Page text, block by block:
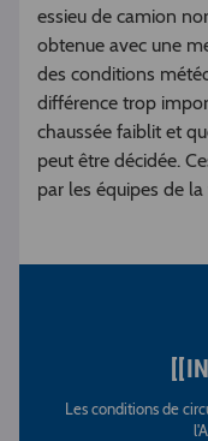
essieu de camion
obtenue avec une
des conditions
différence trop
chaussée faiblit et
peut être décidée.
par les équipes de
Les conditions de